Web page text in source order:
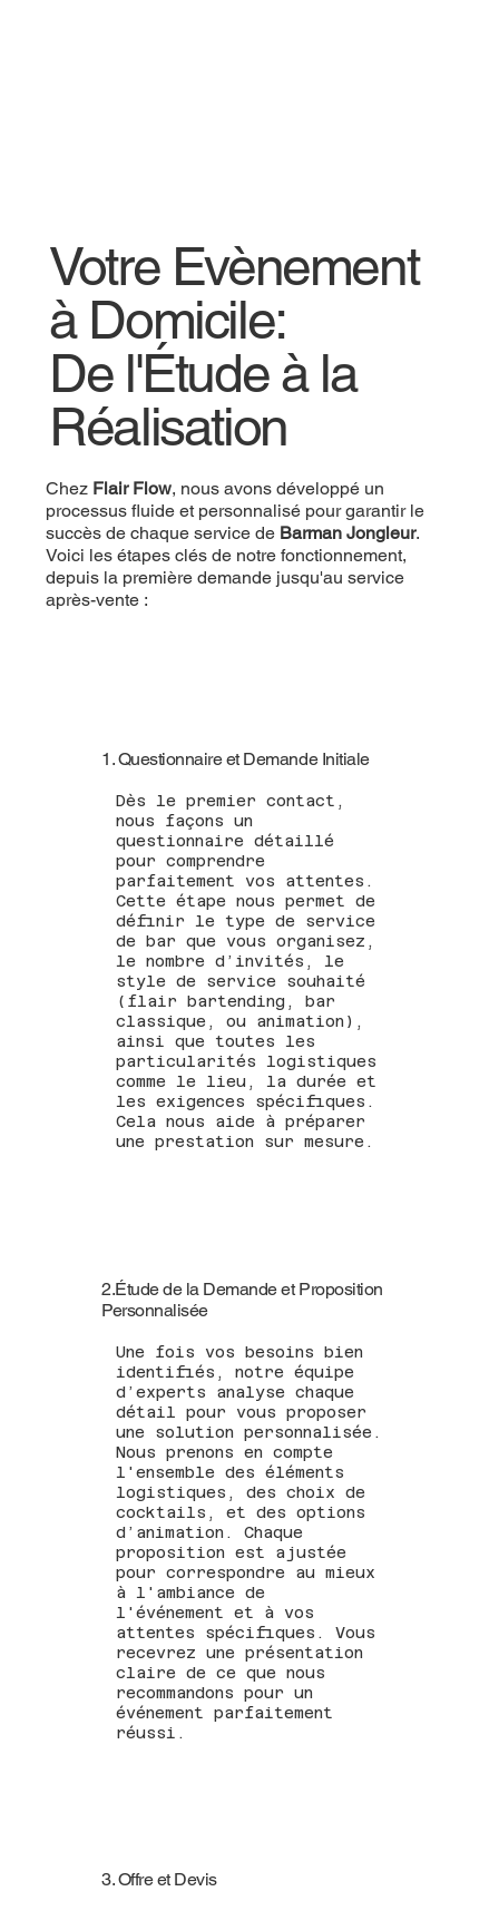
Votre Evènement
à Domicile:
De l'Étude à la
Réalisation
Chez Flair Flow, nous avons développé un
processus fluide et personnalisé pour garantir le
succès de chaque service de Barman Jongleur.
Voici les étapes clés de notre fonctionnement,
depuis la première demande jusqu'au service
après-vente :
1. Questionnaire et Demande Initiale
Dès le premier contact,
nous façons un
questionnaire détaillé
pour comprendre
parfaitement vos attentes.
Cette étape nous permet de
définir le type de service
de bar que vous organisez,
le nombre d’invités, le
style de service souhaité
(flair bartending, bar
classique, ou animation),
ainsi que toutes les
particularités logistiques
comme le lieu, la durée et
les exigences spécifiques.
Cela nous aide à préparer
une prestation sur mesure.
2.Étude de la Demande et Proposition
Personnalisée
Une fois vos besoins bien
identifiés, notre équipe
d’experts analyse chaque
détail pour vous proposer
une solution personnalisée.
Nous prenons en compte
l'ensemble des éléments
logistiques, des choix de
cocktails, et des options
d’animation. Chaque
proposition est ajustée
pour correspondre au mieux
à l'ambiance de
l'événement et à vos
attentes spécifiques. Vous
recevrez une présentation
claire de ce que nous
recommandons pour un
événement parfaitement
réussi.
3. Offre et Devis